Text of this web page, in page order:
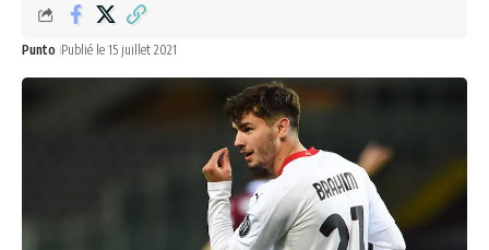
Punto Publié le 15 juillet 2021